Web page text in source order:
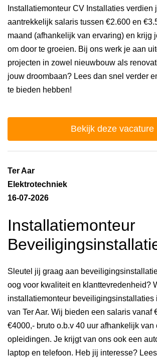
Installatiemonteur CV Installaties verdien
aantrekkelijk salaris tussen €2.600 en
maand (afhankelijk van ervaring) en krijg
om door te groeien. Bij ons werk je aan
projecten in zowel nieuwbouw als
jouw droombaan? Lees dan snel verder
te bieden hebben!
Bekijk deze vacature
Ter Aar
Elektrotechniek
16-07-2026
Installatiemonteur
Sleutel jij graag aan
oog voor kwaliteit en klanttevredenheid?
installatiemonteur beveiligingsinstallaties
van Ter Aar. Wij bieden een salaris vanaf
€4000,- bruto o.b.v 40 uur afhankelijk van
opleidingen. Je krijgt van ons ook een
laptop en telefoon. Heb jij interesse?